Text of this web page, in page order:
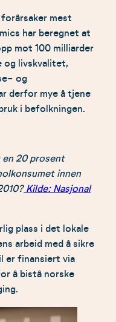
mest
har beregnet at
mot 100 milliarder
og livskvalitet,
og
derfor mye å tjene
i befolkningen.
en 20 prosent
innen
Kilde: Nasjonal
plass i det lokale
arbeid med å sikre
er finansiert via
å bistå norske